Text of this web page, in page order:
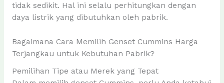
tidak sedikit. Hal ini selalu perhitungkan dengan
daya listrik yang dibutuhkan oleh pabrik.
Bagaimana Cara Memilih Genset Cummins Harga
Terjangkau untuk Kebutuhan Pabrik?
Pemilihan Tipe atau Merek yang Tepat